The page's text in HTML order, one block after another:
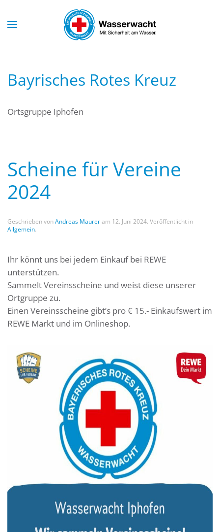
Skip to main content
Bayrisches Rotes Kreuz
Ortsgruppe Iphofen
Scheine für Vereine
2024
Geschrieben vonAndreas Maureram 12. Juni 2024. Veröffentlicht in
Allgemein.
Ihr könnt uns bei jedem Einkauf bei REWE
unterstützen.
Sammelt Vereinsscheine und weist diese unserer
Ortgruppe zu.
Einen Vereinsscheine gibt’s pro € 15.- Einkaufswert im
REWE Markt und im Onlineshop.